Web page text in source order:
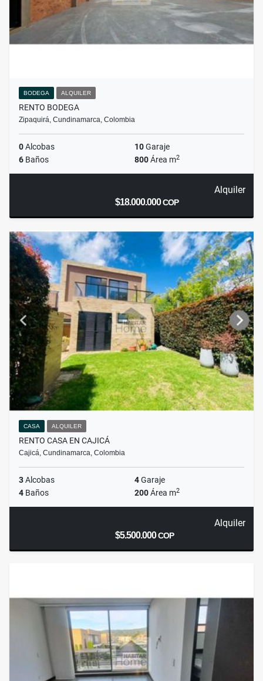
BODEGA ALQUILER
RENTO BODEGA
Zipaquirá, Cundinamarca, Colombia
0Alcobas 10Garaje
6 Baños 800Área m2
Alquiler
$18.000.000COP
CASA ALQUILER
RENTO CASA EN CAJICÁ
Cajicá, Cundinamarca, Colombia
3Alcobas 4Garaje
4 Baños 200Área m2
Alquiler
$5.500.000COP